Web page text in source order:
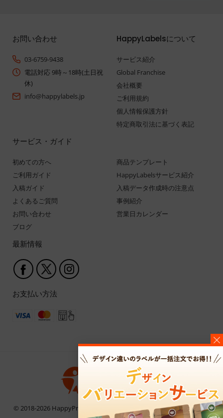
お問い合わせ
03-6759-9438
電話対応 9時～18時(土日祝
休)
info@happylabels.jp
HappyLabelsについて
サービス紹介
Global Franchise
会社概要
ご利用規約
個人情報保護方針
特定商取引法に基づく表記
サービス・ガイド
初めての方へ
ご利用ガイド
入稿ガイド
よくあるご質問
お問い合わせ
ブログ
商品テンプレート
HappyLabelsサービス紹介
入稿データ作成時の注意点
事例紹介
営業日カレンダー
最新情報
お支払い方法
© 2018-2026 HappyPrinting | お問い合わせ電話番号 03-6759-9438